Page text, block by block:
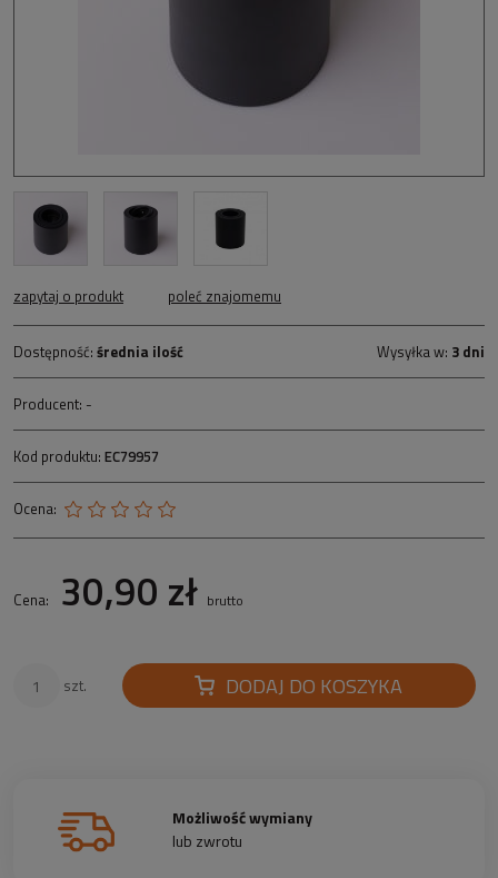
zapytaj o produkt poleć znajomemu
Dostępność: średnia ilość Wysyłka w: 3 dni
Producent: -
Kod produktu: EC79957
Ocena:
Cena: 30,90 zł brutto
szt. DODAJ DO KOSZYKA
Możliwość wymiany
lub zwrotu